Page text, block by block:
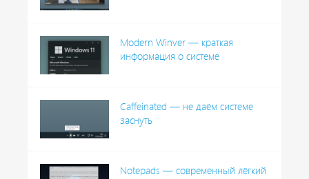
Modern Winver — краткая
информация о системе
Caffeinated — не даём системе
заснуть
Notepads — современный лёгкий